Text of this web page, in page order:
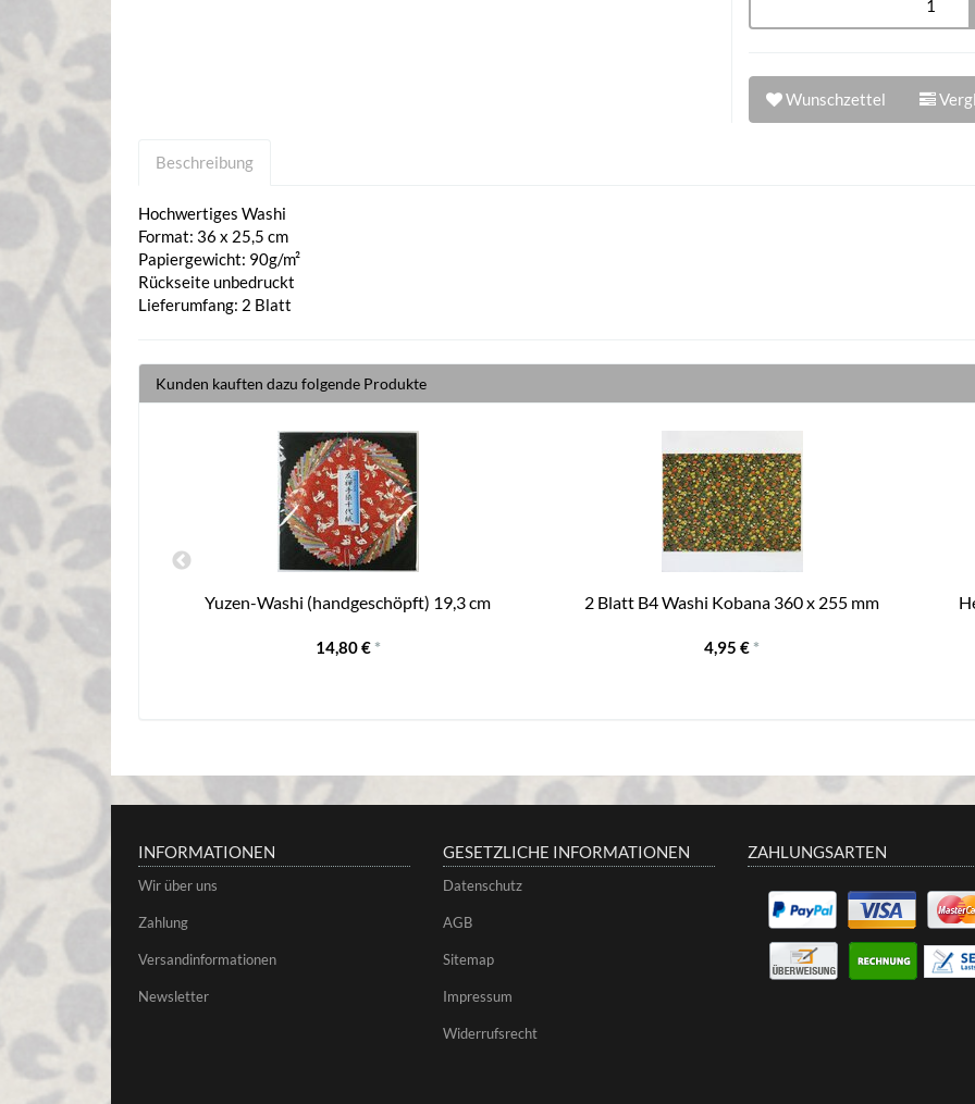
Wunschzettel
Beschreibung
Hochwertiges Washi
Format: 36 x 25,5 cm
Papiergewicht: 90g/m²
Rückseite unbedruckt
Lieferumfang: 2 Blatt
Kunden kauften dazu folgende Produkte
& Anleitung Yuzen-Washi (handgeschöpft) 19,3 cm
14,80 € *
2 Blatt B4 Washi Kobana 360 x 255 mm
4,95 € *
INFORMATIONEN
Wir über uns
Zahlung
Versandinformationen
Newsletter
GESETZLICHE INFORMATIONEN
Datenschutz
AGB
Sitemap
Impressum
Widerrufsrecht
ZAHLUNGSARTEN